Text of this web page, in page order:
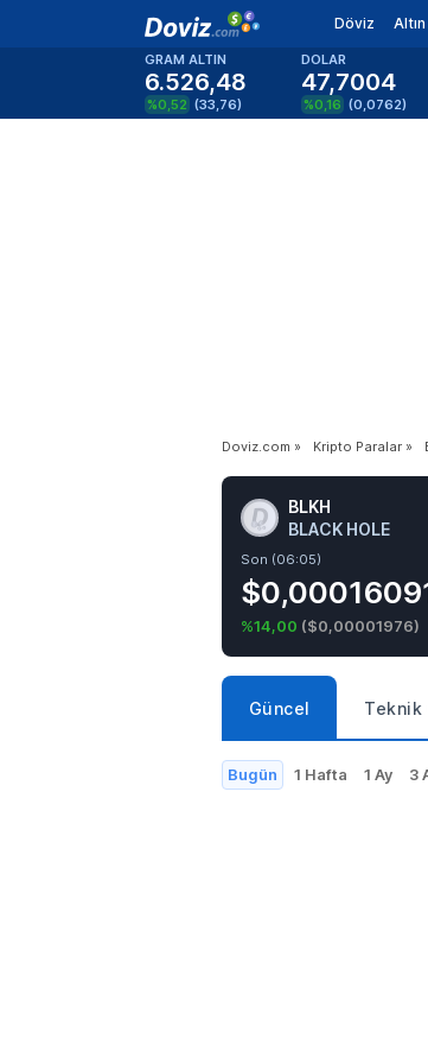
Döviz Altın
GRAM ALTIN
6.526,48
%0,52 (33,76)
DOLAR
47,7004
%0,16 (0,0762)
Doviz.com » Kripto Paralar »
BLKH
BLACK HOLE
Son (06:05)
%14,00 ($0,00001976)
Güncel Teknik
Bugün 1 Hafta 1 Ay 3